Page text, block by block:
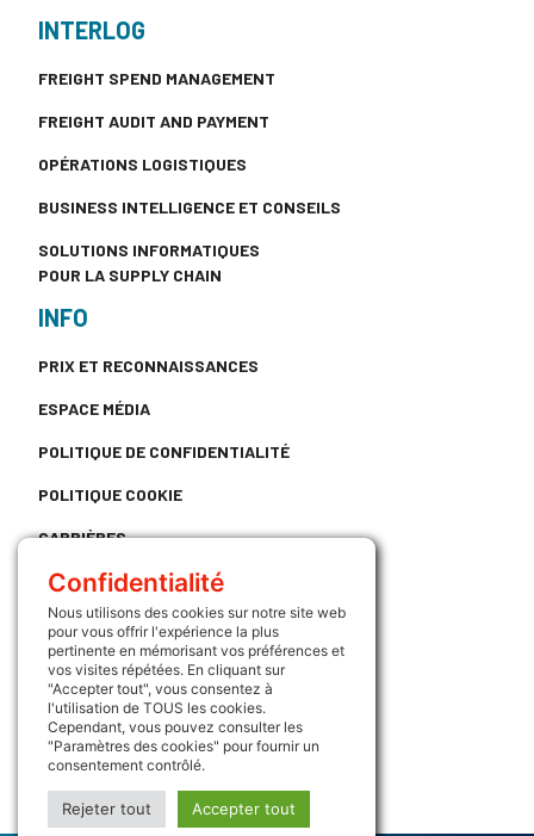
INTERLOG
FREIGHT SPEND MANAGEMENT
FREIGHT AUDIT AND PAYMENT
OPÉRATIONS LOGISTIQUES
BUSINESS INTELLIGENCE ET CONSEILS
SOLUTIONS INFORMATIQUES
POUR LA SUPPLY CHAIN
INFO
PRIX ET RECONNAISSANCES
ESPACE MÉDIA
POLITIQUE DE CONFIDENTIALITÉ
POLITIQUE COOKIE
CARRIÈRES
CONTACT
LIENS UTILES
ATRIUM
SUIVEZ NOUS
Confidentialité
Nous utilisons des cookies sur notre site web
pour vous offrir l'expérience la plus
pertinente en mémorisant vos préférences et
vos visites répétées. En cliquant sur
"Accepter tout", vous consentez à
l'utilisation de TOUS les cookies.
Cependant, vous pouvez consulter les
"Paramètres des cookies" pour fournir un
consentement contrôlé.
Rejeter tout Accepter tout